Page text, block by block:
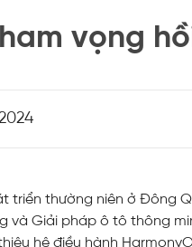
vọng
triển thường niên ở Đông
và Giải pháp ô tô thông
hệ điều hành
Kế Web
Kế Web